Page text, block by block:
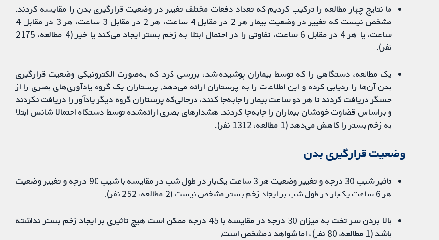
ما نتایج چهار مطالعه را ترکیب کردیم که تعداد دفعات مختلف تغییر در وضعیت قرارگیری بدن را مقایسه کردند.
مشخص نیست که تغییر در وضعیت بیمار هر 2 در مقابل 4 ساعت، هر 2 در مقابل 3 ساعت، هر 3 در مقابل 4
ساعت، یا هر 4 در مقابل 6 ساعت، تفاوتی را در احتمال ابتلا به زخم بستر ایجاد می‌کند یا خیر (4 مطالعه، 2175
نفر).
یک مطالعه، دستگاهی را که توسط بیماران پوشیده شد، بررسی کرد که به‌صورت الکترونیکی وضعیت قرارگیری
بدن آن‌ها را ردیابی کرده و این اطلاعات را به پرستاران ارائه می‌دهد. پرستاران یک گروه یادآوری‌های بصری را از
حسگر دریافت ‌کردند تا هر دو ساعت بیمار را جابه‌جا کنند، درحالی‌که پرستاران گروه دیگر یادآور را دریافت نکردند
و براساس قضاوت خودشان بیماران را جابه‌جا ‌کردند. هشدارهای بصری ارائه‌شده توسط دستگاه احتمالا شانس ابتلا
به زخم بستر را کاهش می‌دهد (1 مطالعه، 1312 نفر).
وضعیت قرارگیری بدن
تاثیر شیب 30 درجه و تغییر وضعیت هر 3 ساعت یک‌بار در طول شب در مقایسه با شیب 90 درجه و تغییر وضعیت
هر 6 ساعت یک‌بار در طول شب بر ایجاد زخم بستر مشخص نیست (2 مطالعه، 252 نفر).
بالا بردن سر تخت به میزان 30 درجه در مقایسه با 45 درجه ممکن است هیچ تاثیری بر ایجاد زخم بستر نداشته
باشد (1 مطالعه، 80 نفر)، اما شواهد نامشخص است.